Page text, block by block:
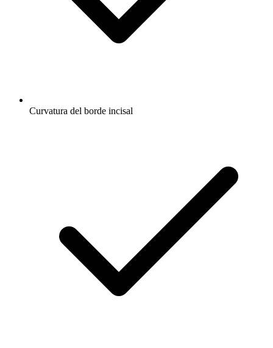
Curvatura del borde incisal